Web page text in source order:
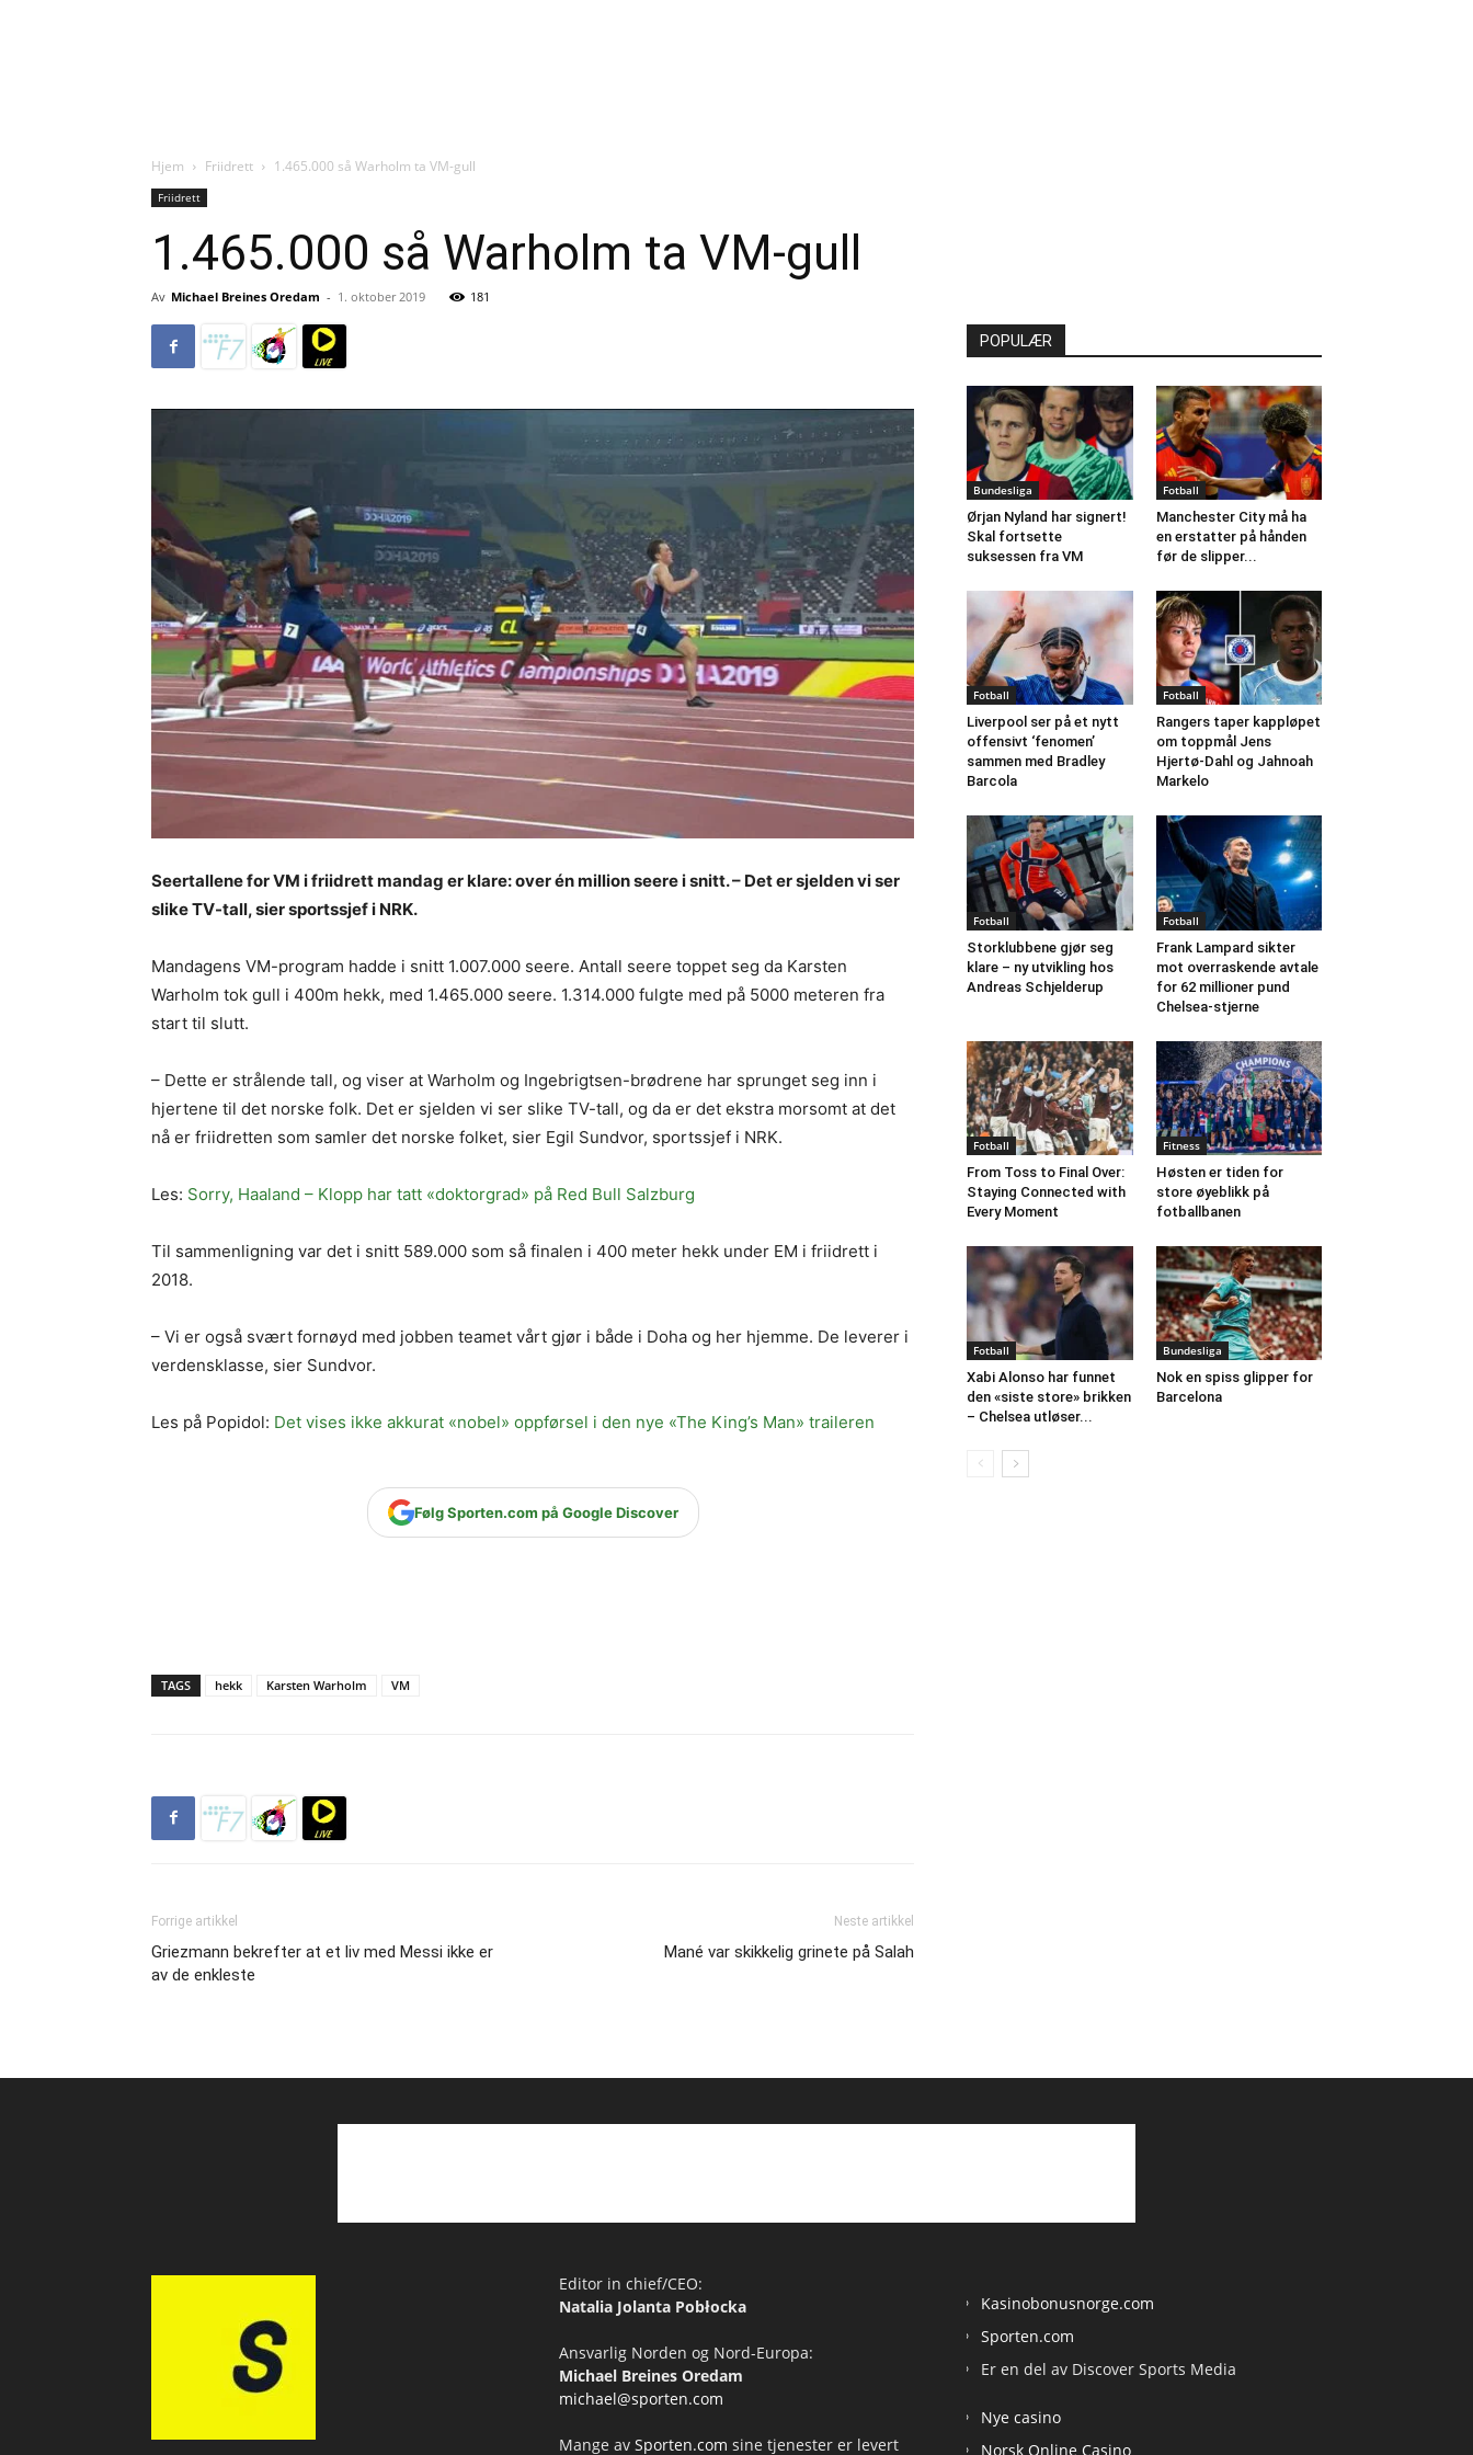
Hjem Friidrett 1.465.000 så Warholm ta VM-gull
Friidrett
1.465.000 så Warholm ta VM-gull
Av Michael Breines Oredam - 1. oktober 2019 181
Seertallene for VM i friidrett mandag er klare: over én million seere i snitt. – Det er sjelden vi ser
slike TV-tall, sier sportssjef i NRK.
Mandagens VM-program hadde i snitt 1.007.000 seere. Antall seere toppet seg da Karsten
Warholm tok gull i 400m hekk, med 1.465.000 seere. 1.314.000 fulgte med på 5000 meteren fra
start til slutt.
– Dette er strålende tall, og viser at Warholm og Ingebrigtsen-brødrene har sprunget seg inn i
hjertene til det norske folk. Det er sjelden vi ser slike TV-tall, og da er det ekstra morsomt at det
nå er friidretten som samler det norske folket, sier Egil Sundvor, sportssjef i NRK.
Les: Sorry, Haaland – Klopp har tatt «doktorgrad» på Red Bull Salzburg
Til sammenligning var det i snitt 589.000 som så finalen i 400 meter hekk under EM i friidrett i
2018.
– Vi er også svært fornøyd med jobben teamet vårt gjør i både i Doha og her hjemme. De leverer i
verdensklasse, sier Sundvor.
Les på Popidol: Det vises ikke akkurat «nobel» oppførsel i den nye «The King’s Man» traileren
Følg Sporten.com på Google Discover
TAGS hekk Karsten Warholm VM
Forrige artikkel
Griezmann bekrefter at et liv med Messi ikke er
av de enkleste
Neste artikkel
Mané var skikkelig grinete på Salah
POPULÆR
Bundesliga
Ørjan Nyland har signert!
Skal fortsette
suksessen fra VM
Fotball
Manchester City må ha
en erstatter på hånden
før de slipper...
Fotball
Liverpool ser på et nytt
offensivt ‘fenomen’
sammen med Bradley
Barcola
Fotball
Rangers taper kappløpet
om toppmål Jens
Hjertø-Dahl og Jahnoah
Markelo
Fotball
Storklubbene gjør seg
klare – ny utvikling hos
Andreas Schjelderup
Fotball
Frank Lampard sikter
mot overraskende avtale
for 62 millioner pund
Chelsea-stjerne
Fotball
From Toss to Final Over:
Staying Connected with
Every Moment
Fitness
Høsten er tiden for
store øyeblikk på
fotballbanen
Fotball
Xabi Alonso har funnet
den «siste store» brikken
– Chelsea utløser...
Bundesliga
Nok en spiss glipper for
Barcelona
Editor in chief/CEO:
Natalia Jolanta Pobłocka
Ansvarlig Norden og Nord-Europa:
Michael Breines Oredam
michael@sporten.com
Mange av Sporten.com sine tjenester er levert
Kasinobonusnorge.com
Sporten.com
Er en del av Discover Sports Media
Nye casino
Norsk Online Casino